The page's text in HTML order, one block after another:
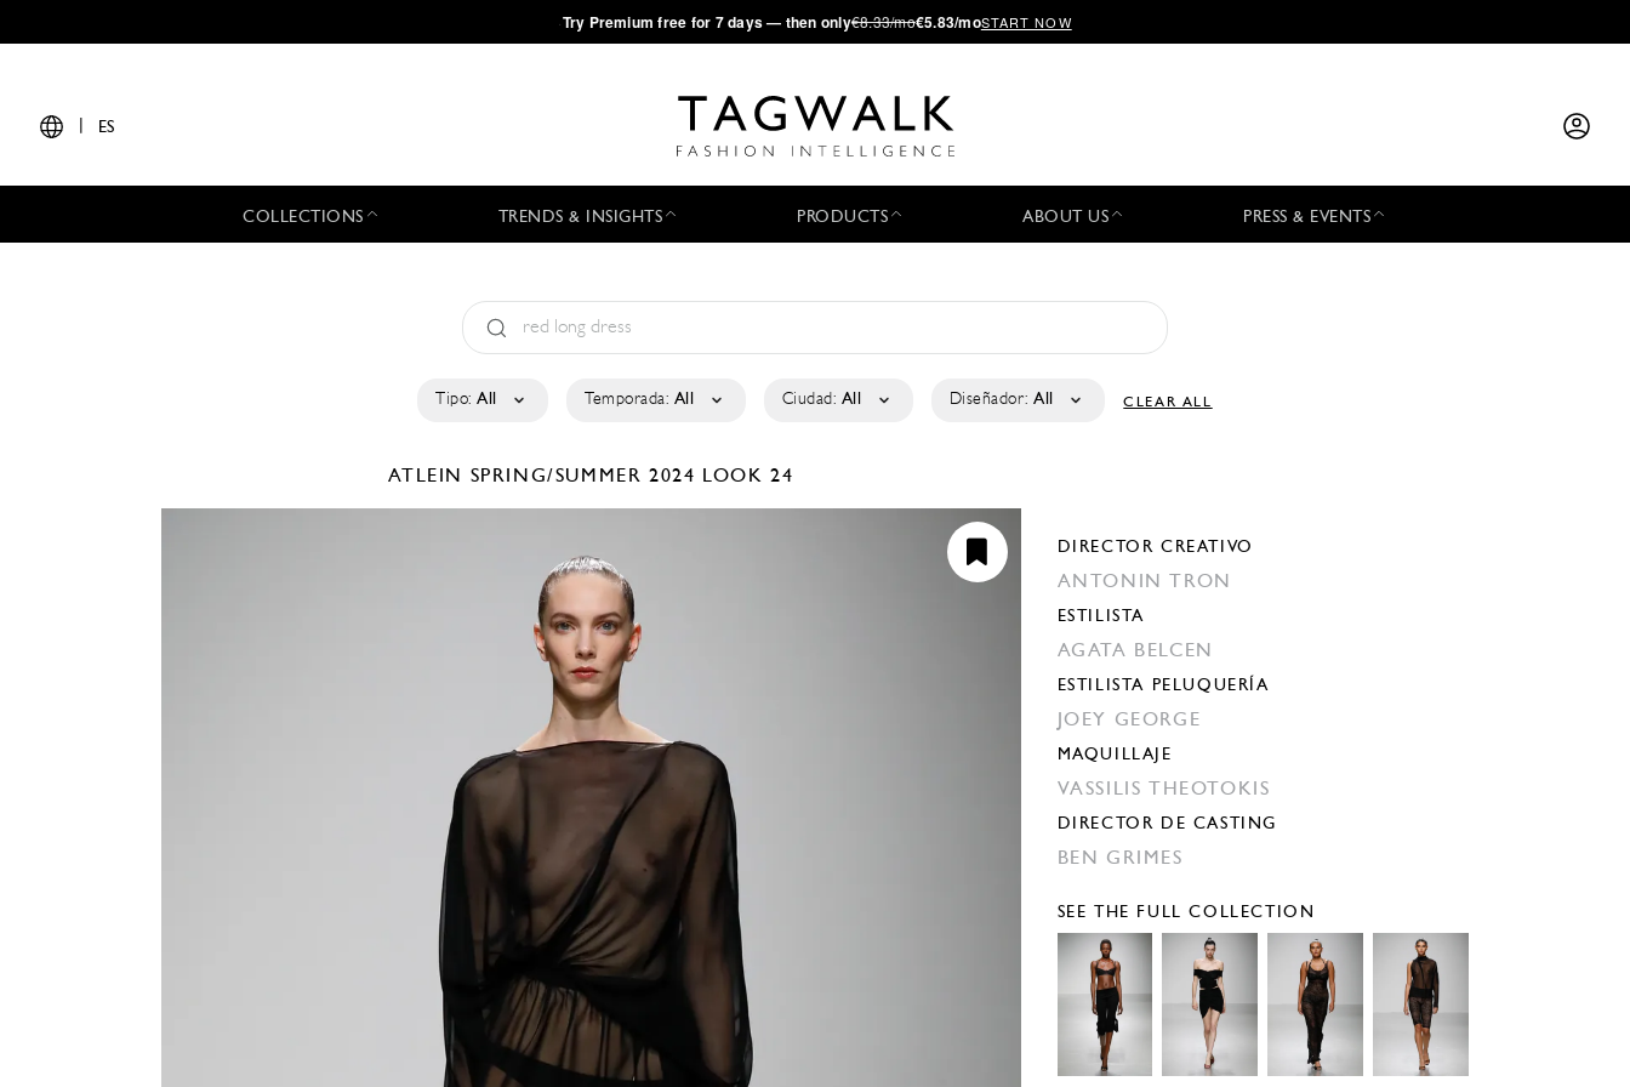
·Try Premium free for 7 days — then only€8.33/mo€5.83/moSTART NOW
ES
COLLECTIONS TRENDS & INSIGHTS PRODUCTS ABOUT US PRESS & EVENTS
Tipo: All Temporada: All Ciudad: All Diseñador: All CLEAR ALL
ATLEIN SPRING/SUMMER 2024 LOOK 24
DIRECTOR CREATIVO
ANTONIN TRON
ESTILISTA
AGATA BELCEN
ESTILISTA PELUQUERÍA
JOEY GEORGE
MAQUILLAJE
VASSILIS THEOTOKIS
DIRECTOR DE CASTING
BEN GRIMES
SEE THE FULL COLLECTION